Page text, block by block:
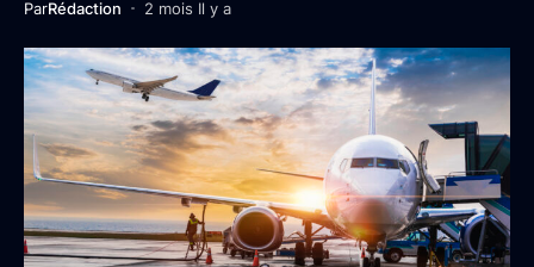
ParRédaction 2 mois Il y a